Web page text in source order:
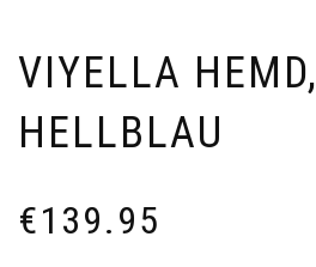
VIYELLA HEMD,
HELLBLAU
€139.95